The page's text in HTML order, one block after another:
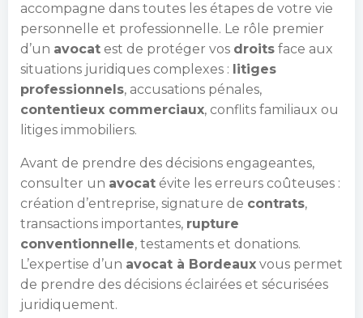
accompagne dans toutes les étapes de votre vie
personnelle et professionnelle. Le rôle premier
d’un avocat est de protéger vos droits face aux
situations juridiques complexes : litiges
professionnels, accusations pénales,
contentieux commerciaux, conflits familiaux ou
litiges immobiliers.
Avant de prendre des décisions engageantes,
consulter un avocat évite les erreurs coûteuses :
création d’entreprise, signature de contrats,
transactions importantes, rupture
conventionnelle, testaments et donations.
L’expertise d’un avocat à Bordeaux vous permet
de prendre des décisions éclairées et sécurisées
juridiquement.